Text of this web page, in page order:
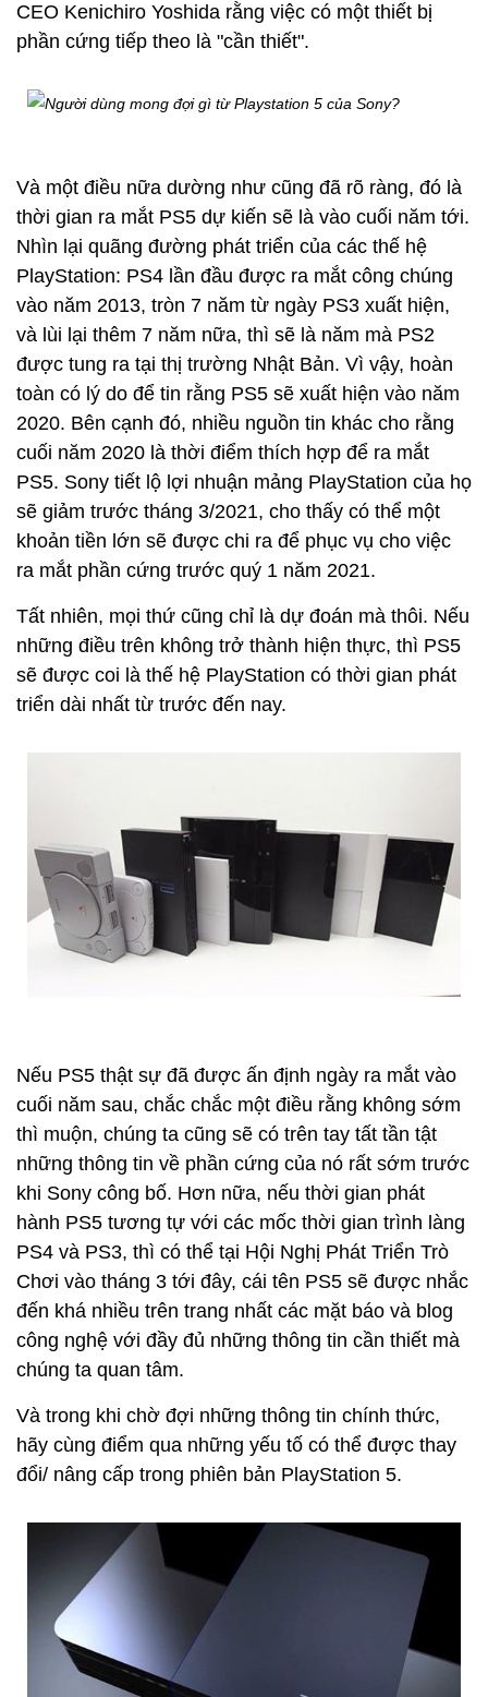
CEO Kenichiro Yoshida rằng việc có một thiết bị
phần cứng tiếp theo là "cần thiết".
Và một điều nữa dường như cũng đã rõ ràng, đó là
thời gian ra mắt PS5 dự kiến sẽ là vào cuối năm tới.
Nhìn lại quãng đường phát triển của các thế hệ
PlayStation: PS4 lần đầu được ra mắt công chúng
vào năm 2013, tròn 7 năm từ ngày PS3 xuất hiện,
và lùi lại thêm 7 năm nữa, thì sẽ là năm mà PS2
được tung ra tại thị trường Nhật Bản. Vì vậy, hoàn
toàn có lý do để tin rằng PS5 sẽ xuất hiện vào năm
2020. Bên cạnh đó, nhiều nguồn tin khác cho rằng
cuối năm 2020 là thời điểm thích hợp để ra mắt
PS5. Sony tiết lộ lợi nhuận mảng PlayStation của họ
sẽ giảm trước tháng 3/2021, cho thấy có thể một
khoản tiền lớn sẽ được chi ra để phục vụ cho việc
ra mắt phần cứng trước quý 1 năm 2021.
Tất nhiên, mọi thứ cũng chỉ là dự đoán mà thôi. Nếu
những điều trên không trở thành hiện thực, thì PS5
sẽ được coi là thế hệ PlayStation có thời gian phát
triển dài nhất từ trước đến nay.
Nếu PS5 thật sự đã được ấn định ngày ra mắt vào
cuối năm sau, chắc chắc một điều rằng không sớm
thì muộn, chúng ta cũng sẽ có trên tay tất tần tật
những thông tin về phần cứng của nó rất sớm trước
khi Sony công bố. Hơn nữa, nếu thời gian phát
hành PS5 tương tự với các mốc thời gian trình làng
PS4 và PS3, thì có thể tại Hội Nghị Phát Triển Trò
Chơi vào tháng 3 tới đây, cái tên PS5 sẽ được nhắc
đến khá nhiều trên trang nhất các mặt báo và blog
công nghệ với đầy đủ những thông tin cần thiết mà
chúng ta quan tâm.
Và trong khi chờ đợi những thông tin chính thức,
hãy cùng điểm qua những yếu tố có thể được thay
đổi/ nâng cấp trong phiên bản PlayStation 5.